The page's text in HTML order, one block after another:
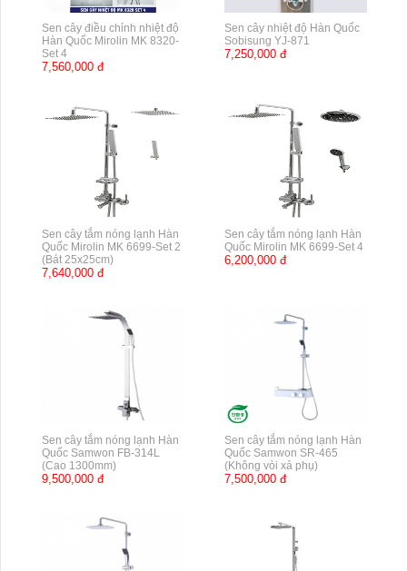
Sen cây điều chỉnh nhiệt độ
Hàn Quốc Mirolin MK 8320-
Set 4
7,560,000 đ
Sen cây nhiệt độ Hàn Quốc
Sobisung YJ-871
7,250,000 đ
Sen cây tắm nóng lạnh Hàn
Quốc Mirolin MK 6699-Set 2
(Bát 25x25cm)
7,640,000 đ
Sen cây tắm nóng lạnh Hàn
Quốc Mirolin MK 6699-Set 4
6,200,000 đ
Sen cây tắm nóng lạnh Hàn
Quốc Samwon FB-314L
(Cao 1300mm)
9,500,000 đ
Sen cây tắm nóng lạnh Hàn
Quốc Samwon SR-465
(Không vòi xả phụ)
7,500,000 đ